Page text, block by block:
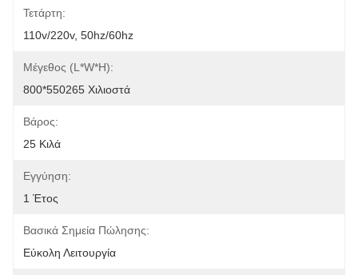
Τετάρτη:
110v/220v, 50hz/60hz
Μέγεθος (L*W*H):
800*550265 Χιλιοστά
Βάρος:
25 Κιλά
Εγγύηση:
1 Έτος
Βασικά Σημεία Πώλησης:
Εύκολη Λειτουργία